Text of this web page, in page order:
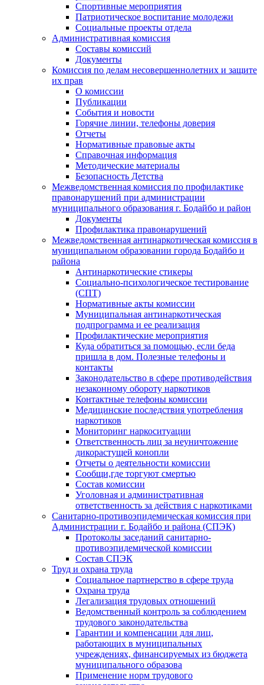
Спортивные мероприятия
Патриотическое воспитание молодежи
Социальные проекты отдела
Административная комиссия
Составы комиссий
Документы
Комиссия по делам несовершеннолетних и защите
их прав
О комиссии
Публикации
События и новости
Горячие линии, телефоны доверия
Отчеты
Нормативные правовые акты
Справочная информация
Методические материалы
Безопасность Детства
Межведомственная комиссия по профилактике
правонарушений при администрации
муниципального образования г. Бодайбо и район
Документы
Профилактика правонарушений
Межведомственная антинаркотическая комиссия в
муниципальном образовании города Бодайбо и
района
Антинаркотические стикеры
Социально-психологическое тестирование
(СПТ)
Нормативные акты комиссии
Муниципальная антинаркотическая
подпрограмма и ее реализация
Профилактические мероприятия
Куда обратиться за помощью, если беда
пришла в дом. Полезные телефоны и
контакты
Законодательство в сфере противодействия
незаконному обороту наркотиков
Контактные телефоны комиссии
Медицинские последствия употребления
наркотиков
Мониторинг наркоситуации
Ответственность лиц за неуничтожение
дикорастущей конопли
Отчеты о деятельности комиссии
Сообщи,где торгуют смертью
Состав комиссии
Уголовная и административная
ответственность за действия с наркотиками
Санитарно-противоэпидемическая комиссия при
Администрации г. Бодайбо и района (СПЭК)
Протоколы заседаний санитарно-
противоэпидемической комиссии
Состав СПЭК
Труд и охрана труда
Социальное партнерство в сфере труда
Охрана труда
Легализация трудовых отношений
Ведомственный контроль за соблюдением
трудового законодательства
Гарантии и компенсации для лиц,
работающих в муниципальных
учреждениях, финансируемых из бюджета
муниципального образова
Применение норм трудового